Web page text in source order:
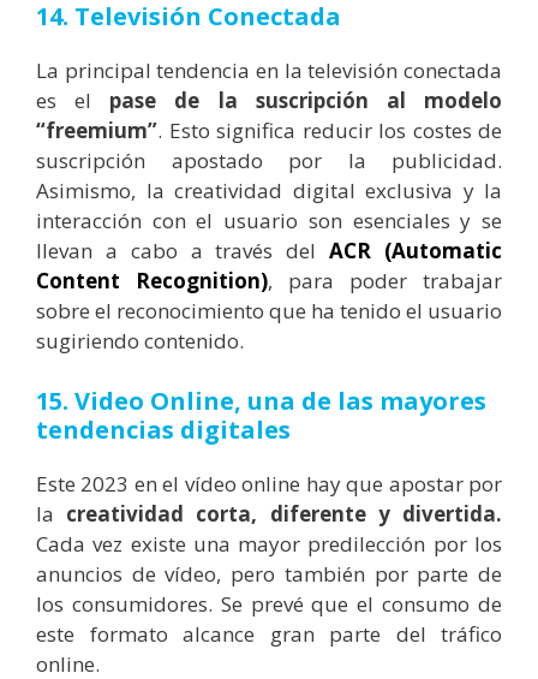
14. Televisión Conectada
La principal tendencia en la televisión conectada
es el pase de la suscripción al modelo
“freemium”. Esto significa reducir los costes de
suscripción apostado por la publicidad.
Asimismo, la creatividad digital exclusiva y la
interacción con el usuario son esenciales y se
llevan a cabo a través delACR (Automatic
Content Recognition), para poder trabajar
sobre el reconocimiento que ha tenido el usuario
sugiriendo contenido.
15. Video Online, una de las mayores
tendencias digitales
Este 2023 en el vídeo online hay que apostar por
la creatividad corta, diferente y divertida.
Cada vez existe una mayor predilección por los
anuncios de vídeo, pero también por parte de
los consumidores. Se prevé que el consumo de
este formato alcance gran parte del tráfico
online.